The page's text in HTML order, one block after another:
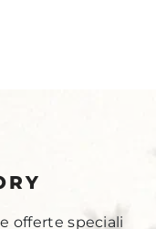
offerte speciali